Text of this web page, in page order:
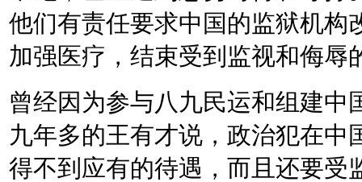
他们有责任要求中国的监狱机构
加强医疗，结束受到监视和侮辱
曾经因为参与八九民运和组建中
九年多的王有才说，政治犯在
得不到应有的待遇，而且还要受